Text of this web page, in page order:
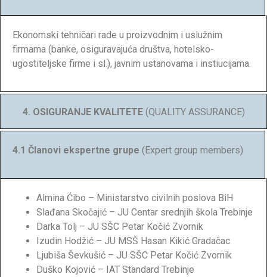
Ekonomski tehničari rade u proizvodnim i uslužnim
firmama (banke, osiguravajuća društva, hotelsko-
ugostiteljske firme i sl.), javnim ustanovama i instiucijama.
4. OSIGURANJE KVALITETE(QUALITY ASSURANCE)
4.1 Članovi ekspertne grupe (Expert group members)
Almina Ćibo – Ministarstvo civilnih poslova BiH
Slađana Skočajić – JU Centar srednjih škola Trebinje
Darka Tolj – JU SŠC Petar Kočić Zvornik
Izudin Hodžić – JU MSŠ Hasan Kikić Gradačac
Ljubiša Ševkušić – JU SŠC Petar Kočić Zvornik
Duško Kojović – IAT Standard Trebinje